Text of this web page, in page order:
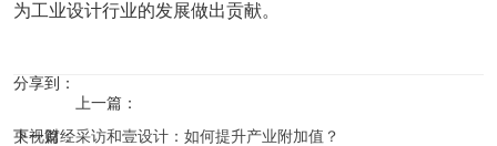
为工业设计行业的发展做出贡献。
分享到：
上一篇：
央视财经采访和壹设计：如何提升产业附加值？
下一篇：